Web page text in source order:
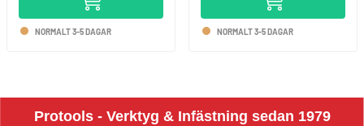
NORMALT 3-5 DAGAR NORMALT 3-5 DAGAR
Protools - Verktyg & Infästning sedan 1979